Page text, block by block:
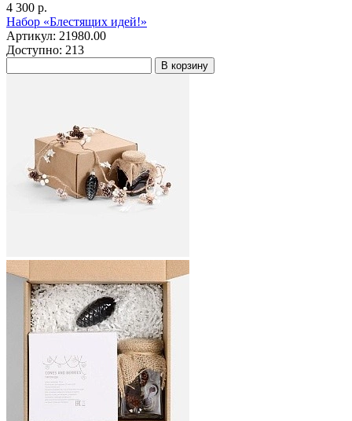
4 300 р.
Набор «Блестящих идей!»
Артикул: 21980.00
Доступно: 213
В корзину